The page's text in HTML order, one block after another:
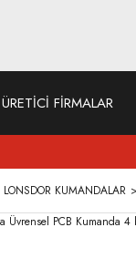
ÜRETİCİ FİRMALAR
LONSDOR KUMANDALAR